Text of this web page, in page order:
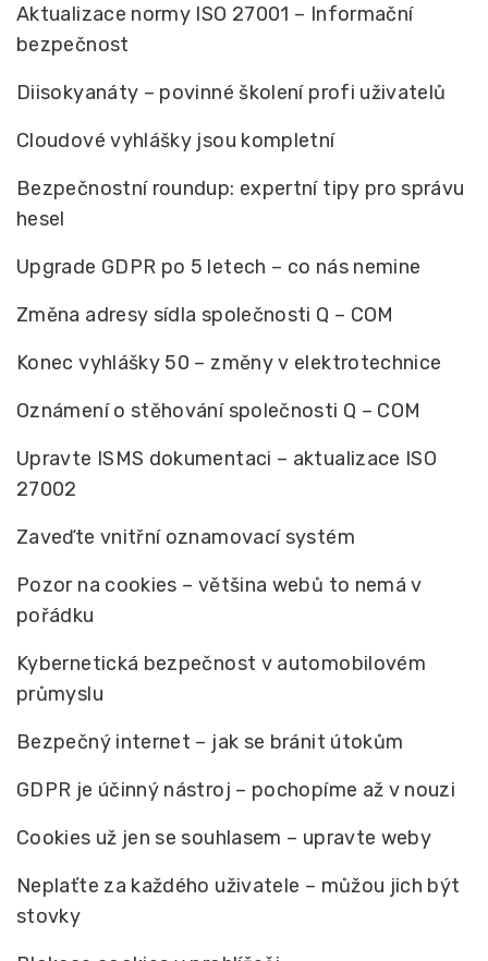
Aktualizace normy ISO 27001 – Informační
bezpečnost
Diisokyanáty – povinné školení profi uživatelů
Cloudové vyhlášky jsou kompletní
Bezpečnostní roundup: expertní tipy pro správu
hesel
Upgrade GDPR po 5 letech – co nás nemine
Změna adresy sídla společnosti Q – COM
Konec vyhlášky 50 – změny v elektrotechnice
Oznámení o stěhování společnosti Q – COM
Upravte ISMS dokumentaci – aktualizace ISO
27002
Zaveďte vnitřní oznamovací systém
Pozor na cookies – většina webů to nemá v
pořádku
Kybernetická bezpečnost v automobilovém
průmyslu
Bezpečný internet – jak se bránit útokům
GDPR je účinný nástroj – pochopíme až v nouzi
Cookies už jen se souhlasem – upravte weby
Neplaťte za každého uživatele – můžou jich být
stovky